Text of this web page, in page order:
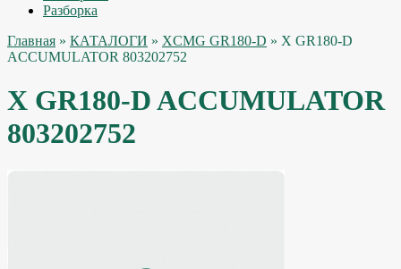
Разборка
Главная » КАТАЛОГИ » XCMG GR180-D » X GR180-D
ACCUMULATOR 803202752
X GR180-D ACCUMULATOR
803202752